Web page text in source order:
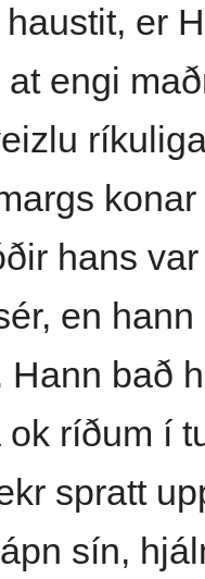
er
at engi
hans
en
Hann bað
ok ríðum í
spratt
sín,